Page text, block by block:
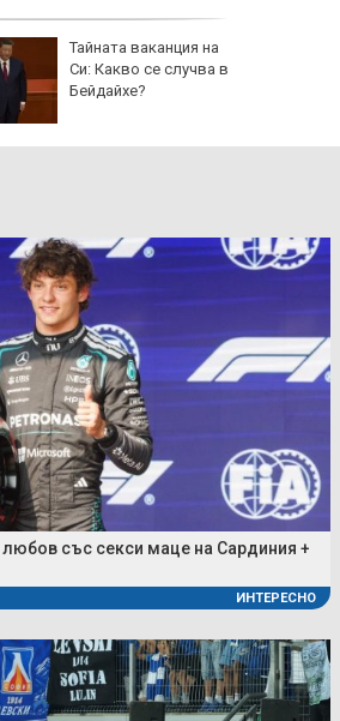
Тайната ваканция на
Си: Какво се случва в
Бейдайхе?
със секси маце на Сардиния +
ИНТЕРЕСНО